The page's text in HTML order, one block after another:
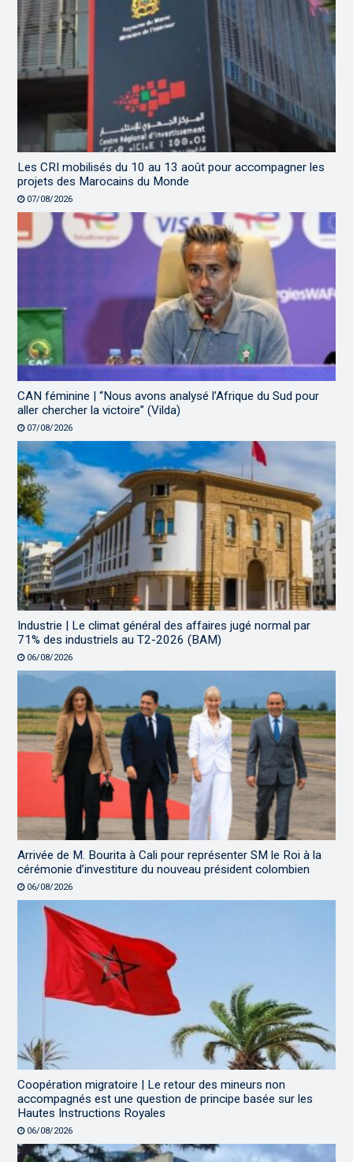
Les CRI mobilisés du 10 au 13 août pour accompagner les
projets des Marocains du Monde
07/08/2026
CAN féminine | “Nous avons analysé l’Afrique du Sud pour
aller chercher la victoire” (Vilda)
07/08/2026
Industrie | Le climat général des affaires jugé normal par
71% des industriels au T2-2026 (BAM)
06/08/2026
Arrivée de M. Bourita à Cali pour représenter SM le Roi à la
cérémonie d’investiture du nouveau président colombien
06/08/2026
Coopération migratoire | Le retour des mineurs non
accompagnés est une question de principe basée sur les
Hautes Instructions Royales
06/08/2026